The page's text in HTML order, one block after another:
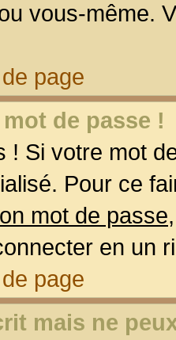
vous-même.
page
de passe !
! Si votre mot
Pour ce
mot de passe
en un
page
mais ne